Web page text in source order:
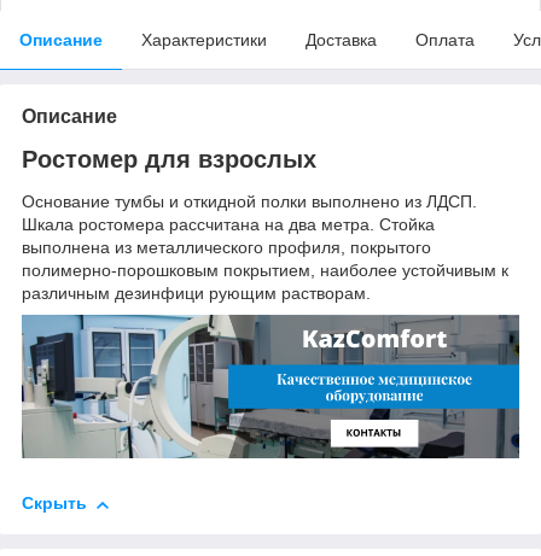
Описание Характеристики Доставка Оплата
Описание
Ростомер для взрослых
Основание тумбы и откидной полки выполнено из ЛДСП.
Шкала ростомера рассчитана на два метра. Стойка
выполнена из металлического профиля, покрытого
полимерно-порошковым покрытием, наиболее устойчивым к
различным дезинфици рующим растворам.
Скрыть